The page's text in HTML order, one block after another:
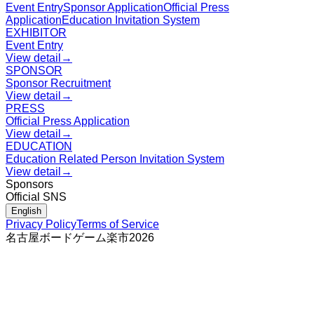
Event EntrySponsor ApplicationOfficial Press
ApplicationEducation Invitation System
EXHIBITOR
Event Entry
View detail →
SPONSOR
Sponsor Recruitment
View detail →
PRESS
Official Press Application
View detail →
EDUCATION
Education Related Person Invitation System
View detail →
Sponsors
Official SNS
English
Privacy PolicyTerms of Service
名古屋ボードゲーム楽市2026